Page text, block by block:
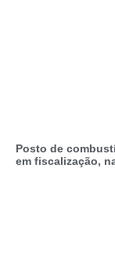
Posto de
em fiscalização,